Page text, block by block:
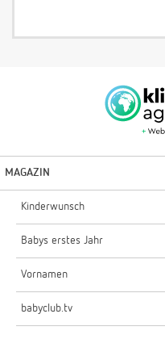
MAGAZIN
Kinderwunsch
Babys erstes Jahr
Vornamen
babyclub.tv